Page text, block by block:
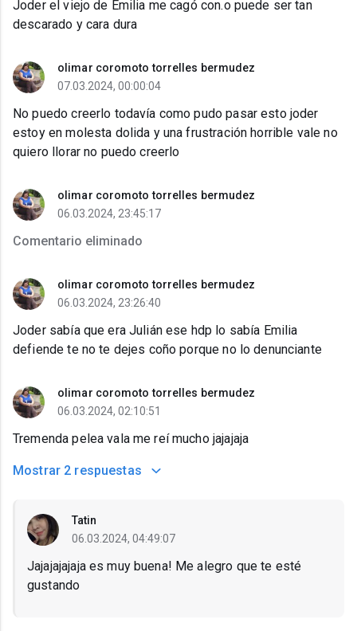
Joder el viejo de Emilia me cagó con.o puede ser tan
descarado y cara dura
olimar coromoto torrelles bermudez
07.03.2024, 00:00:04
No puedo creerlo todavía como pudo pasar esto joder
estoy en molesta dolida y una frustración horrible vale no
quiero llorar no puedo creerlo
olimar coromoto torrelles bermudez
06.03.2024, 23:45:17
Comentario eliminado
olimar coromoto torrelles bermudez
06.03.2024, 23:26:40
Joder sabía que era Julián ese hdp lo sabía Emilia
defiende te no te dejes coño porque no lo denunciante
olimar coromoto torrelles bermudez
06.03.2024, 02:10:51
Tremenda pelea vala me reí mucho jajajaja
Mostrar 2 respuestas
Tatin
06.03.2024, 04:49:07
Jajajajajaja es muy buena! Me alegro que te esté
gustando